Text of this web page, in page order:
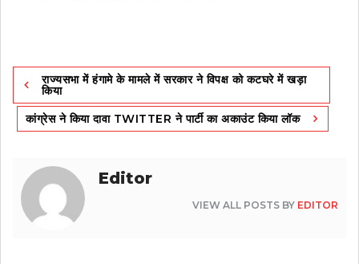
Post
navigation
राज्यसभा में हंगामे के मामले में सरकार ने विपक्ष को कटघरे में खड़ा
किया
कांग्रेस ने किया दावा TWITTER ने पार्टी का अकाउंट किया लॉक
Editor
VIEW ALL POSTS BY EDITOR